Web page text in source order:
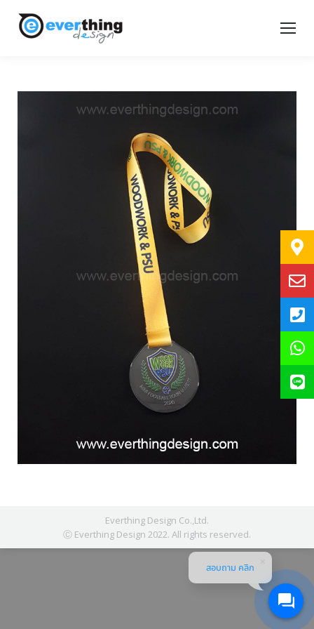
Everthing Design Co.,Ltd.
Ⓒ Everthing Design 2022. All rights reserved.
สอบถาม คลิก